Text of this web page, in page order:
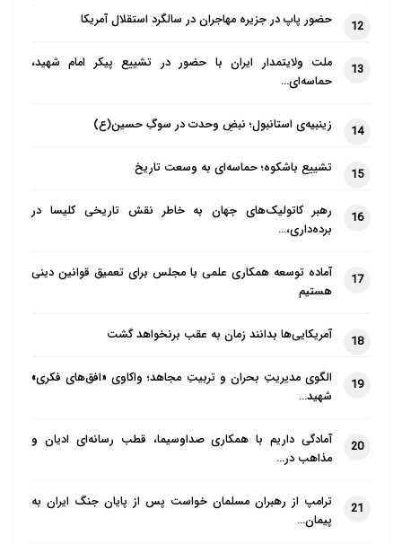
12 حضور پاپ در جزیره مهاجران در سالگرد استقلال آمریکا
13
ملت ولایتمدار ایران با حضور در تشییع پیکر امام شهید،
حماسه‌ای…
14 زینبیه‌ی استانبول؛ نبضِ وحدت در سوگِ حسین(ع)
15 تشییع باشکوه؛ حماسه‌ای به وسعت تاریخ
16
رهبر کاتولیک‌های جهان به خاطر نقش تاریخی کلیسا در
برده‌داری،…
17
آماده توسعه همکاری علمی با مجلس برای تعمیق قوانین دینی
هستیم
18 آمریکایی‌ها بدانند زمان به عقب برنخواهد گشت
19
الگوی مدیریتِ بحران و تربیتِ مجاهد؛ واکاوی «افق‌های فکری»
شهید…
20
آمادگی داریم با همکاری صداوسیما، قطب رسانه‌ای ادیان و
مذاهب در…
21
ترامپ از رهبران مسلمان خواست پس از پایان جنگ ایران به
پیمان…